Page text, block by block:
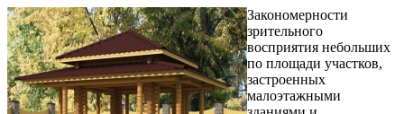
Закономерности
зрительного
восприятия небольших
по площади участков,
застроенных
малоэтажными